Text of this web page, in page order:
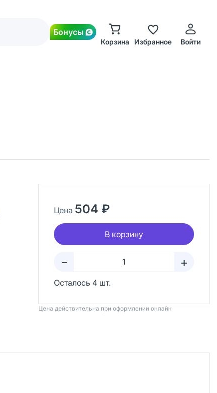
Бонусы
Корзина Избранное Войти
Цена 504 ₽
В корзину
– +
Осталось 4 шт.
Цена действительна при оформлении онлайн